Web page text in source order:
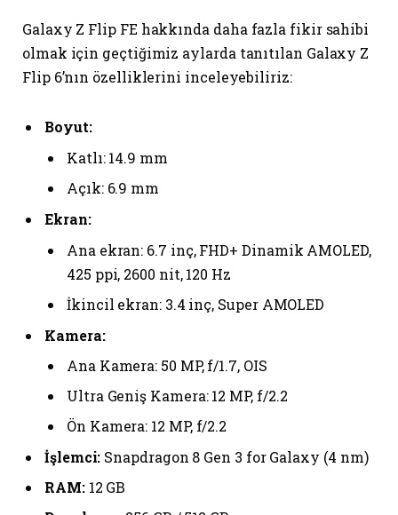
Galaxy Z Flip FE hakkında daha fazla fikir sahibi
olmak için geçtiğimiz aylarda tanıtılan Galaxy Z
Flip 6’nın özelliklerini inceleyebiliriz:
Boyut:
Katlı: 14.9 mm
Açık: 6.9 mm
Ekran:
Ana ekran: 6.7 inç, FHD+ Dinamik AMOLED,
425 ppi, 2600 nit, 120 Hz
İkincil ekran: 3.4 inç, Super AMOLED
Kamera:
Ana Kamera: 50 MP, f/1.7, OIS
Ultra Geniş Kamera: 12 MP, f/2.2
Ön Kamera: 12 MP, f/2.2
İşlemci: Snapdragon 8 Gen 3 for Galaxy (4 nm)
RAM:12 GB